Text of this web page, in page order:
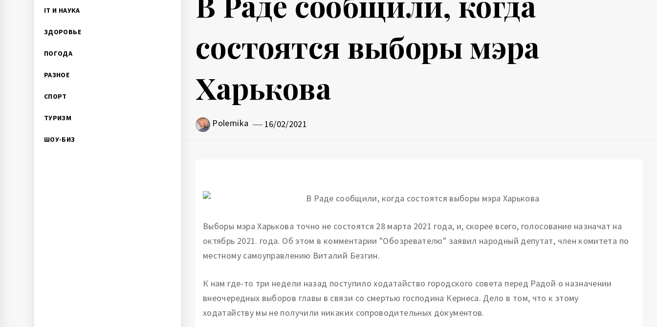
IT И НАУКА
ЗДОРОВЬЕ
ПОГОДА
РАЗНОЕ
СПОРТ
ТУРИЗМ
ШОУ-БИЗ
состоятся выборы мэра
Харькова
Polemika 16/02/2021
Выборы мэра Харькова точно не состоятся 28 марта 2021 года, и, скорее всего, голосование назначат на
октябрь 2021. года. Об этом в комментарии "Обозревателю" заявил народный депутат, член комитета по
местному самоуправлению Виталий Безгин.
К нам где-то три недели назад поступило ходатайство городского совета перед Радой о назначении
внеочередных выборов главы в связи со смертью господина Кернеса. Дело в том, что к этому
ходатайству мы не получили никаких сопроводительных документов.